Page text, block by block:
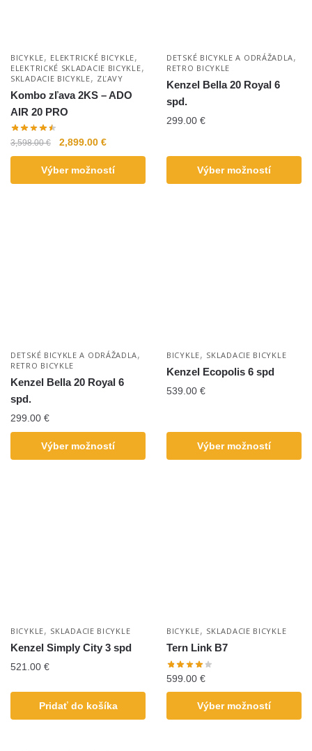
BICYKLE, ELEKTRICKÉ BICYKLE,
ELEKTRICKÉ SKLADACIE BICYKLE,
SKLADACIE BICYKLE, ZĽAVY
Kombo zľava 2KS – ADO
AIR 20 PRO
3,598.00€ 2,899.00 €
Výber možností
DETSKÉ BICYKLE A ODRÁŽADLA,
RETRO BICYKLE
Kenzel Bella 20 Royal 6
spd.
299.00 €
Výber možností
DETSKÉ BICYKLE A ODRÁŽADLA,
RETRO BICYKLE
Kenzel Bella 20 Royal 6
spd.
299.00 €
Výber možností
BICYKLE, SKLADACIE BICYKLE
Kenzel Ecopolis 6 spd
539.00 €
Výber možností
BICYKLE, SKLADACIE BICYKLE
Kenzel Simply City 3 spd
521.00 €
Pridať do košíka
BICYKLE, SKLADACIE BICYKLE
Tern Link B7
599.00 €
Výber možností